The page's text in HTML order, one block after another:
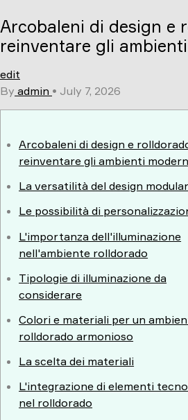
to
content
Arcobaleni di design e
reinventare gli
edit
By admin • July 7, 2026
Arcobaleni di design e
reinventare gli ambienti
La versatilità del design
Le possibilità di
L'importanza dell'illuminazione
nell'ambiente rolldorado
Tipologie di illuminazione da
considerare
Colori e materiali per un
rolldorado armonioso
La scelta dei materiali
L'integrazione di elementi
nel rolldorado